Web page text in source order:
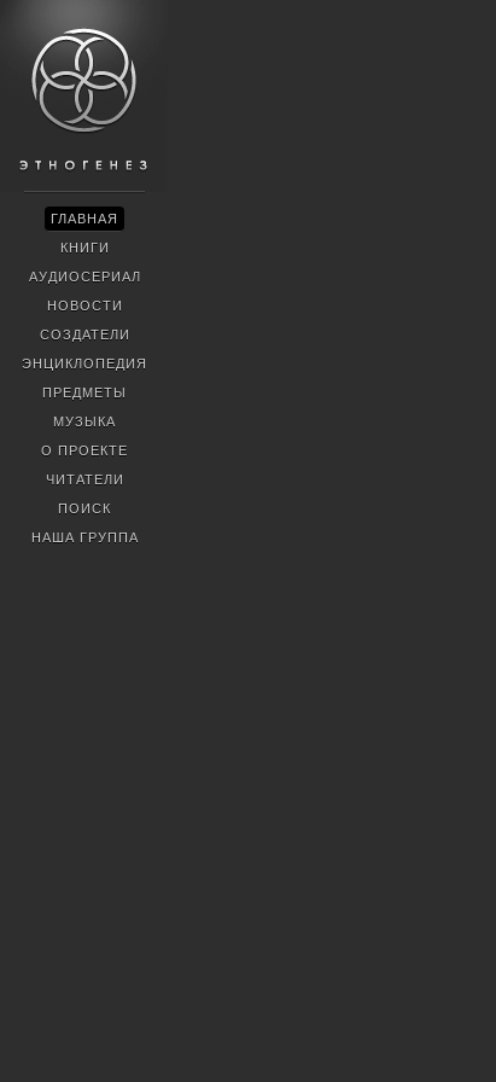
ГЛАВНАЯ
КНИГИ
АУДИОСЕРИАЛ
НОВОСТИ
СОЗДАТЕЛИ
ЭНЦИКЛОПЕДИЯ
ПРЕДМЕТЫ
МУЗЫКА
О ПРОЕКТЕ
ЧИТАТЕЛИ
ПОИСК
НАША ГРУППА